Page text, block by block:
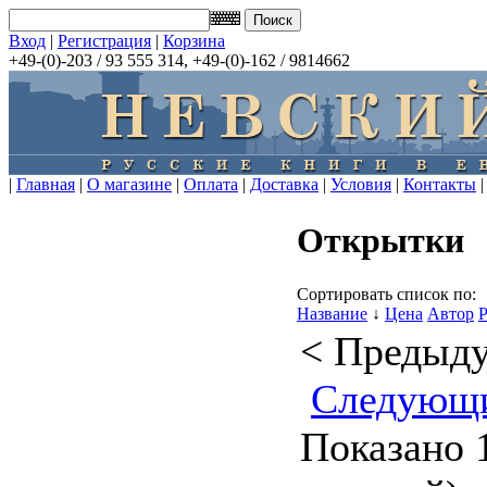
Вход | Регистрация | Корзина
+49-(0)-203 / 93 555 314, +49-(0)-162 / 9814662
| Главная | О магазине | Оплата | Доставка | Условия | Контакты |
Открытки
Сортировать список по:
Название ↓ Цена Автор
<
Показано